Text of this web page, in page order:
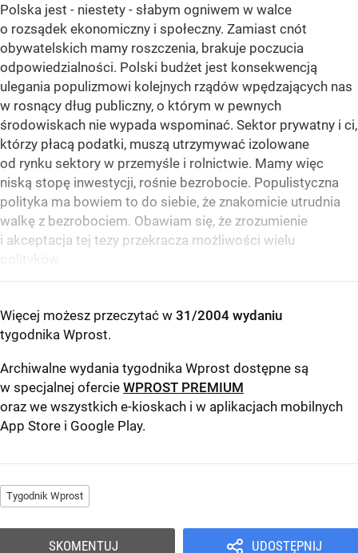
Polska jest - niestety - słabym ogniwem w walce
o rozsądek ekonomiczny i społeczny. Zamiast cnót
obywatelskich mamy roszczenia, brakuje poczucia
odpowiedzialności. Polski budżet jest konsekwencją
ulegania populizmowi kolejnych rządów wpędzających nas
w rosnący dług publiczny, o którym w pewnych
środowiskach nie wypada wspominać. Sektor prywatny i ci,
którzy płacą podatki, muszą utrzymywać izolowane
od rynku sektory w przemyśle i rolnictwie. Mamy więc
niską stopę inwestycji, rośnie bezrobocie. Populistyczna
polityka ma bowiem to do siebie, że znakomicie utrudnia
walkę z bezrobociem. Obawiam się, że zrozumienie
i akceptacja tej tezy przekracza możliwości wielu
polityków.
Więcej możesz przeczytać w 31/2004 wydaniu
tygodnika Wprost.
Archiwalne wydania tygodnika Wprost dostępne są
w specjalnej ofercie WPROST PREMIUM
oraz we wszystkich e-kioskach i w aplikacjach mobilnych
App Store i Google Play.
Tygodnik Wprost
UDOSTĘPNIJ
SKOMENTUJ